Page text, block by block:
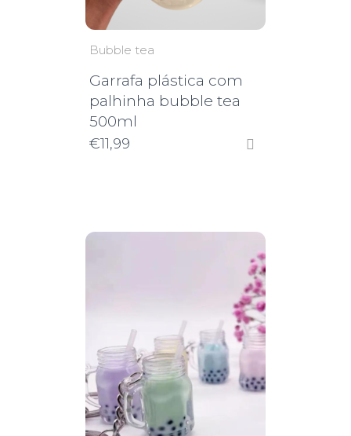
Bubble tea
Garrafa plástica com
palhinha bubble tea
500ml
€11,99